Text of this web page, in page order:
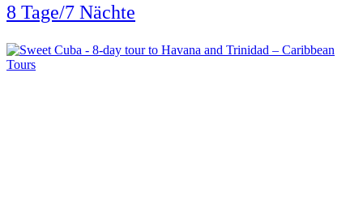
8 Tage/7 Nächte